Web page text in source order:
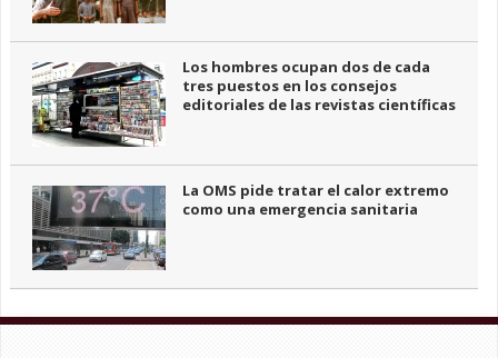
Los hombres ocupan dos de cada
tres puestos en los consejos
editoriales de las revistas científicas
La OMS pide tratar el calor extremo
como una emergencia sanitaria